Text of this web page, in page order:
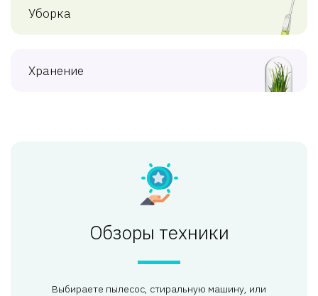
Уборка
Хранение
Обзоры техники
Выбираете пылесос, стиральную машину, или